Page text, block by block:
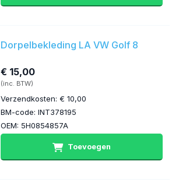
Dorpelbekleding LA VW Golf 8
€ 15,00
(inc. BTW)
Verzendkosten: € 10,00
BM-code: INT378195
OEM: 5H0854857A
Toevoegen